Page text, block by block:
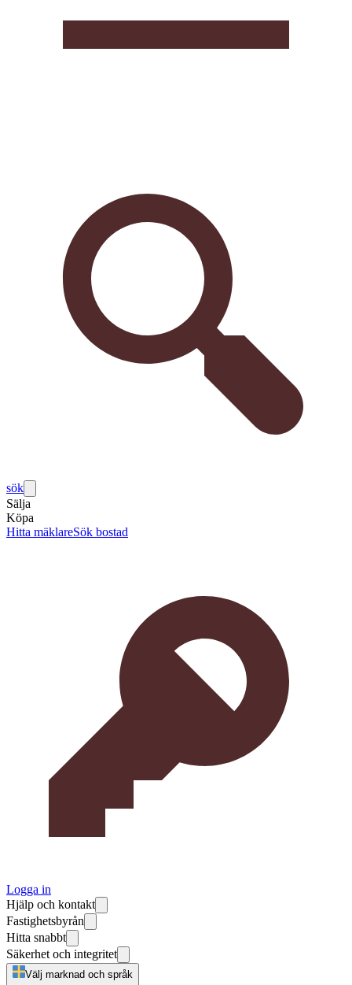
sök
Sälja
Köpa
Hitta mäklareSök bostad
Logga in
Hjälp och kontakt
Fastighetsbyrån
Hitta snabbt
Säkerhet och integritet
Välj marknad och språk